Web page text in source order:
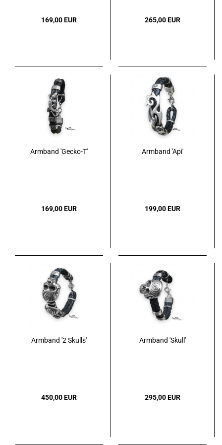
169,00 EUR 265,00 EUR
Armband 'Gecko-T'
169,00 EUR
Armband 'Api'
199,00 EUR
Armband '2 Skulls'
450,00 EUR
Armband 'Skull'
295,00 EUR